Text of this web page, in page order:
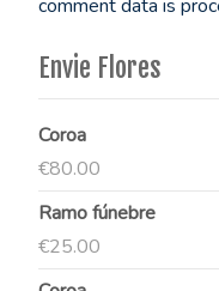
comment data is
Envie Flores
Coroa
€80.00
Ramo fúnebre
€25.00